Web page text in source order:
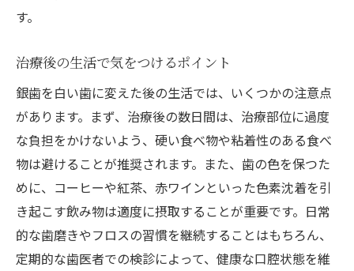
す。
治療後の生活で気をつけるポイント
銀歯を白い歯に変えた後の生活では、いくつかの注意点
があります。まず、治療後の数日間は、治療部位に過度
な負担をかけないよう、硬い食べ物や粘着性のある食べ
物は避けることが推奨されます。また、歯の色を保つた
めに、コーヒーや紅茶、赤ワインといった色素沈着を引
き起こす飲み物は適度に摂取することが重要です。日常
的な歯磨きやフロスの習慣を継続することはもちろん、
定期的な歯医者での検診によって、健康な口腔状態を維